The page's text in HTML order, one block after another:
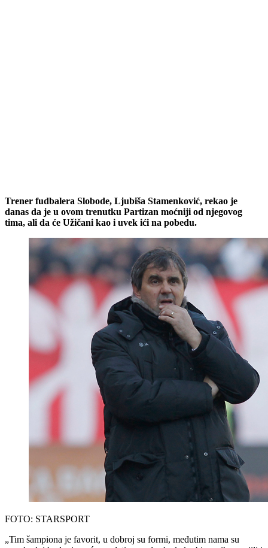
Trener fudbalera Slobode, Ljubiša Stamenković, rekao je
danas da je u ovom trenutku Partizan moćniji od njegovog
tima, ali da će Užičani kao i uvek ići na pobedu.
FOTO: STARSPORT
„Tim šampiona je favorit, u dobroj su formi, međutim nama su